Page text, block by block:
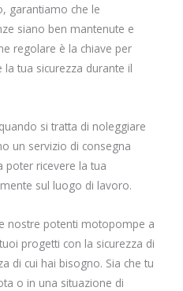
garantiamo che le
siano ben mantenute e
regolare è la chiave per
tua sicurezza durante il
si tratta di noleggiare
un servizio di consegna
poter ricevere la tua
sul luogo di lavoro.
nostre potenti motopompe a
progetti con la sicurezza di
di cui hai bisogno. Sia che tu
o in una situazione di